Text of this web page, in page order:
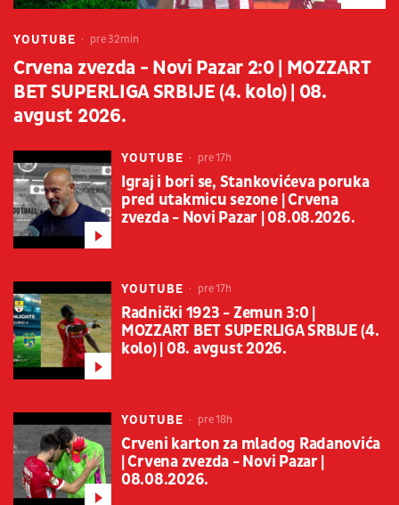
YOUTUBE pre 32min
Crvena zvezda - Novi Pazar 2:0 | MOZZART
BET SUPERLIGA SRBIJE (4. kolo) | 08.
avgust 2026.
YOUTUBE pre 17h
Igraj i bori se, Stankovićeva poruka
pred utakmicu sezone | Crvena
zvezda - Novi Pazar | 08.08.2026.
YOUTUBE pre 17h
Radnički 1923 - Zemun 3:0 |
MOZZART BET SUPERLIGA SRBIJE (4.
kolo) | 08. avgust 2026.
YOUTUBE pre 18h
Crveni karton za mladog Radanovića
| Crvena zvezda - Novi Pazar |
08.08.2026.